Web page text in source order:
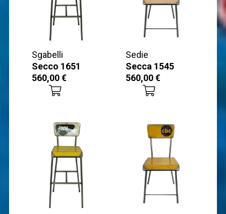
Sgabelli
Secco 1651
560,00€
Sedie
Secca 1545
560,00€